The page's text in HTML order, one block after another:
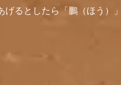
るとしたら「鵬（ほう）